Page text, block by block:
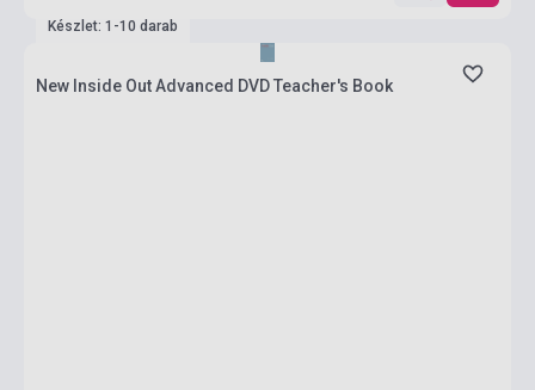
Készlet: 1-10 darab
New Inside Out Advanced DVD Teacher's Book